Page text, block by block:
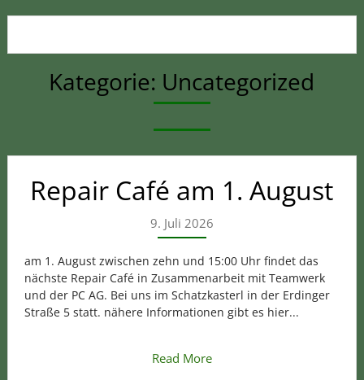
Kategorie: Uncategorized
Repair Café am 1. August
9. Juli 2026
am 1. August zwischen zehn und 15:00 Uhr findet das
nächste Repair Café in Zusammenarbeit mit Teamwerk
und der PC AG. Bei uns im Schatzkasterl in der Erdinger
Straße 5 statt. nähere Informationen gibt es hier...
Read More